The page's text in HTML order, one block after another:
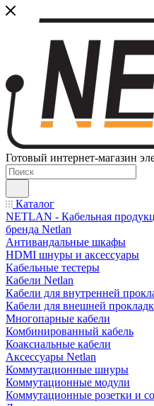
Готовый интернет-магазин
Каталог
NETLAN - Кабельная
бренда Netlan
Антивандальные шкафы
HDMI шнуры и аксессуары
Кабельные тестеры
Кабели Netlan
Кабели для внутренней
Кабели для внешней
Многопарные кабели
Комбинированный кабель
Коаксиальные кабели
Аксессуары Netlan
Коммутационные шнуры
Коммутационные модули
Коммутационные розетки и